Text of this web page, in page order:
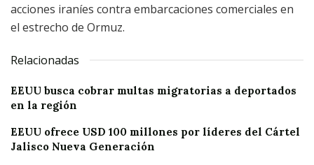
acciones iraníes contra embarcaciones comerciales en
el estrecho de Ormuz.
Relacionadas
EEUU busca cobrar multas migratorias a deportados
en la región
EEUU ofrece USD 100 millones por líderes del Cártel
Jalisco Nueva Generación